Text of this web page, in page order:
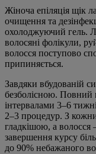
Жіноча епіляція щік
очищення та
охолоджуючий гель.
волосяні фолікули,
волосся поступово
припиняється.
Завдяки вбудованій
безболісною. Повний
інтервалами 3–6
2–3 процедур. З
гладкішою, а
завершення курсу
до 90% небажаного